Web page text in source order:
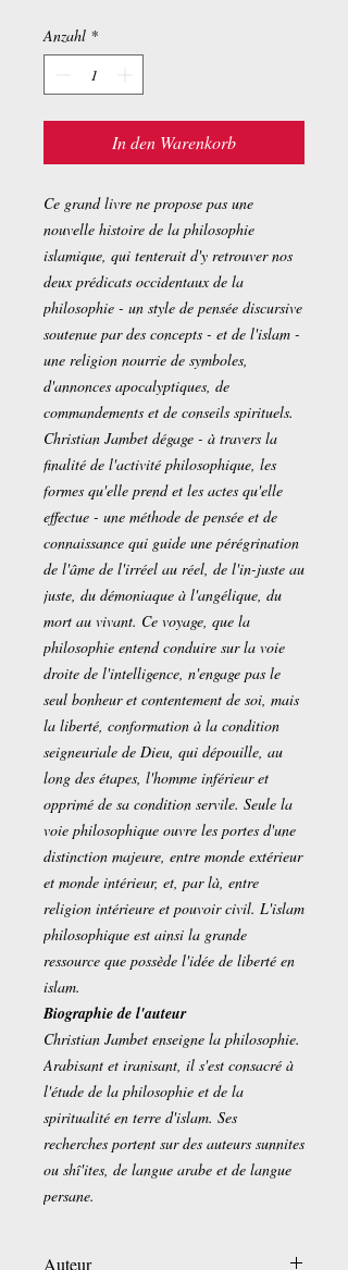
Anzahl *
In den Warenkorb
Ce grand livre ne propose pas une
nouvelle histoire de la philosophie
islamique, qui tenterait d'y retrouver nos
deux prédicats occidentaux de la
philosophie - un style de pensée discursive
soutenue par des concepts - et de l'islam -
une religion nourrie de symboles,
d'annonces apocalyptiques, de
commandements et de conseils spirituels.
Christian Jambet dégage - à travers la
finalité de l'activité philosophique, les
formes qu'elle prend et les actes qu'elle
effectue - une méthode de pensée et de
connaissance qui guide une pérégrination
de l'âme de l'irréel au réel, de l'in-juste au
juste, du démoniaque à l'angélique, du
mort au vivant. Ce voyage, que la
philosophie entend conduire sur la voie
droite de l'intelligence, n'engage pas le
seul bonheur et contentement de soi, mais
la liberté, conformation à la condition
seigneuriale de Dieu, qui dépouille, au
long des étapes, l'homme inférieur et
opprimé de sa condition servile. Seule la
voie philosophique ouvre les portes d'une
distinction majeure, entre monde extérieur
et monde intérieur, et, par là, entre
religion intérieure et pouvoir civil. L'islam
philosophique est ainsi la grande
ressource que possède l'idée de liberté en
islam.
Biographie de l'auteur
Christian Jambet enseigne la philosophie.
Arabisant et iranisant, il s'est consacré à
l'étude de la philosophie et de la
spiritualité en terre d'islam. Ses
recherches portent sur des auteurs sunnites
ou shî'ites, de langue arabe et de langue
persane.
Auteur